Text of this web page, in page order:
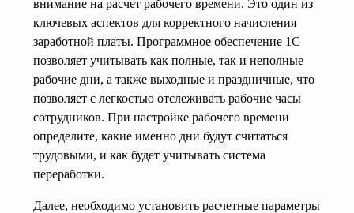
внимание на расчет рабочего времени. Это один из
ключевых аспектов для корректного начисления
заработной платы. Программное обеспечение 1С
позволяет учитывать как полные, так и неполные
рабочие дни, а также выходные и праздничные, что
позволяет с легкостью отслеживать рабочие часы
сотрудников. При настройке рабочего времени
определите, какие именно дни будут считаться
трудовыми, и как будет учитывать система
переработки.
Далее, необходимо установить расчетные параметры